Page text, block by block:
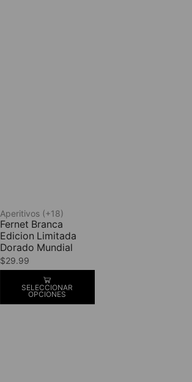
Aperitivos (+18)
Fernet Branca
Edicion Limitada
Dorado Mundial
$29.99
SELECCIONAR
OPCIONES